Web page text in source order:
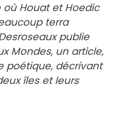
où Houat et Hoedic
terra
publie
Mondes, un article,
poétique, décrivant
îles et leurs